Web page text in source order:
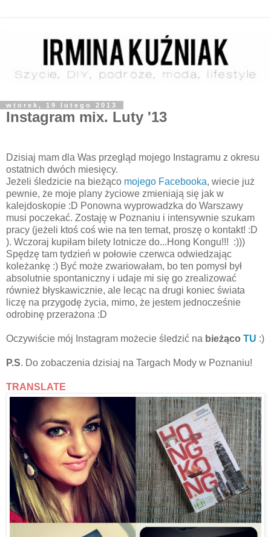
wtorek, 19 lutego 2013
Instagram mix. Luty '13
Dzisiaj mam dla Was przegląd mojego Instagramu z okresu
ostatnich dwóch miesięcy.
Jeżeli śledzicie na bieżąco mojego Facebooka, wiecie już
pewnie, że moje plany życiowe zmieniają się jak w
kalejdoskopie :D Ponowna wyprowadzka do Warszawy
musi poczekać. Zostaję w Poznaniu i intensywnie szukam
pracy (jeżeli ktoś coś wie na ten temat, proszę o kontakt! :D
). Wczoraj kupiłam bilety lotnicze do...Hong Kongu!!! :)))
Spędzę tam tydzień w połowie czerwca odwiedzając
koleżankę :) Być może zwariowałam, bo ten pomysł był
absolutnie spontaniczny i udaje mi się go zrealizować
również błyskawicznie, ale lecąc na drugi koniec świata
liczę na przygodę życia, mimo, że jestem jednocześnie
odrobinę przerażona :D
Oczywiście mój Instagram możecie śledzić na bieżąco TU :)
P.S. Do zobaczenia dzisiaj na Targach Mody w Poznaniu!
TRANSLATE